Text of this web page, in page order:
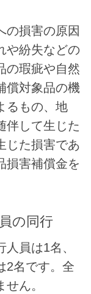
の損害の原因
や紛失などの
の瑕疵や自然
償対象品の機
るもの、地
伴して生じた
じた損害であ
損害補償金を
の同行
員は1名、
2名です。全
ん。